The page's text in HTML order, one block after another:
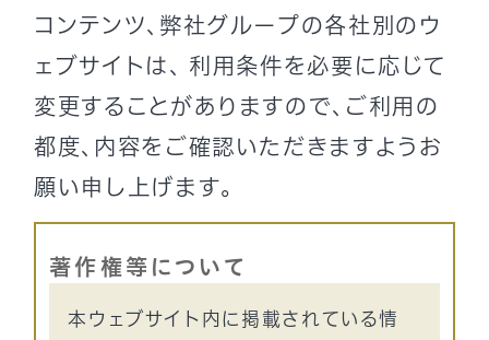
コンテンツ、弊社グループの各社別のウ
ェブサイトは、 利用条件を必要に応じて
変更することがありますので、ご利用の
都度、内容をご確認いただきますようお
願い申し上げます。
著作権等について
本ウェブサイト内に掲載されている情